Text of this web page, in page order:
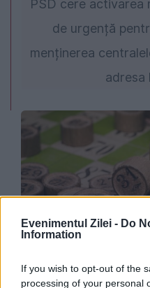
Evenimentul Zilei - Do
Information
If you wish to opt-out of the
processing of your personal
PSD cere activarea
de urgență
menținerea
adresa
Noroc incredibil.